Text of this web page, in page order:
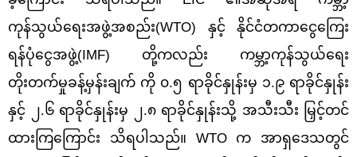
ကုန်သွယ်ရေးအဖွဲ့အစည်း(WTO) နှင့် နိုင်ငံတကာငွေကြေး
ရန်ပုံငွေအဖွဲ့(IMF) တို့ကလည်း ကမ္ဘာ့ကုန်သွယ်ရေး
တိုးတက်မှုခန့်မှန်းချက် ကို ၀.၅ ရာခိုင်နှုန်းမှ ၁.၉ ရာခိုင်နှုန်း
နှင့် ၂.၆ ရာခိုင်နှုန်းမှ ၂.၈ ရာခိုင်နှုန်းသို့ အသီးသီး မြှင့်တင်
ထားကြကြောင်း သိရပါသည်။ WTO က အာရှဒေသတွင်